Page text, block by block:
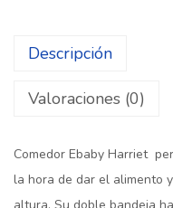
Descripción
Valoraciones (0)
Comedor Ebaby Harriet
la hora de dar el alimento